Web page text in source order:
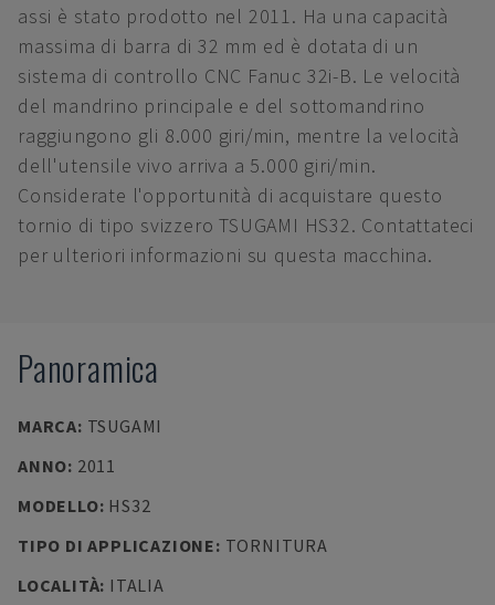
assi è stato prodotto nel 2011. Ha una capacità
massima di barra di 32 mm ed è dotata di un
sistema di controllo CNC Fanuc 32i-B. Le velocità
del mandrino principale e del sottomandrino
raggiungono gli 8.000 giri/min, mentre la velocità
dell'utensile vivo arriva a 5.000 giri/min.
Considerate l'opportunità di acquistare questo
tornio di tipo svizzero TSUGAMI HS32. Contattateci
per ulteriori informazioni su questa macchina.
Panoramica
MARCA: TSUGAMI
ANNO: 2011
MODELLO: HS32
TIPO DI APPLICAZIONE: TORNITURA
LOCALITÀ: ITALIA